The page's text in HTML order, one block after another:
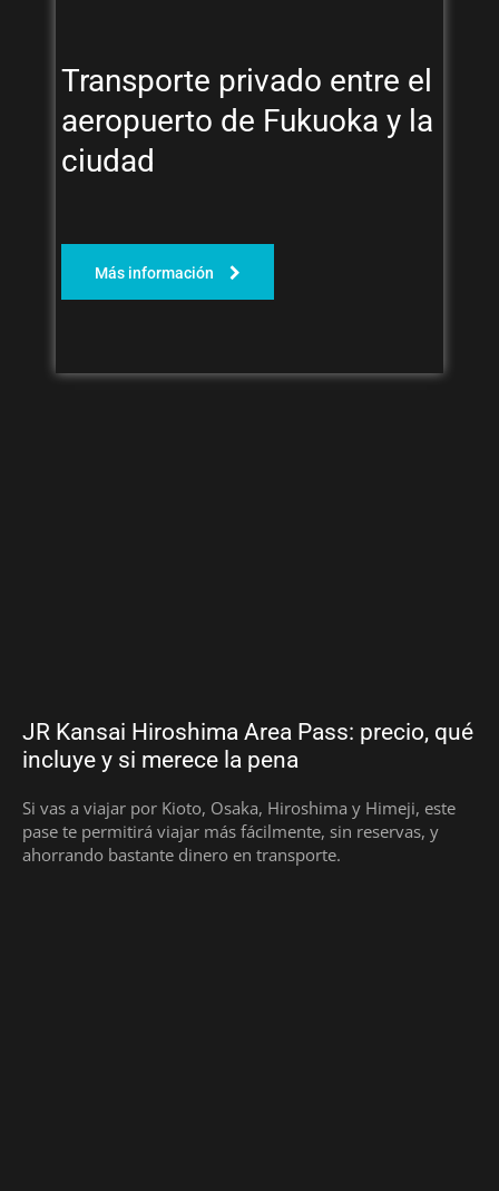
Transporte privado entre el
aeropuerto de Fukuoka y la
ciudad
Más información
JR Kansai Hiroshima Area Pass: precio, qué
incluye y si merece la pena
Si vas a viajar por Kioto, Osaka, Hiroshima y Himeji, este
pase te permitirá viajar más fácilmente, sin reservas, y
ahorrando bastante dinero en transporte.